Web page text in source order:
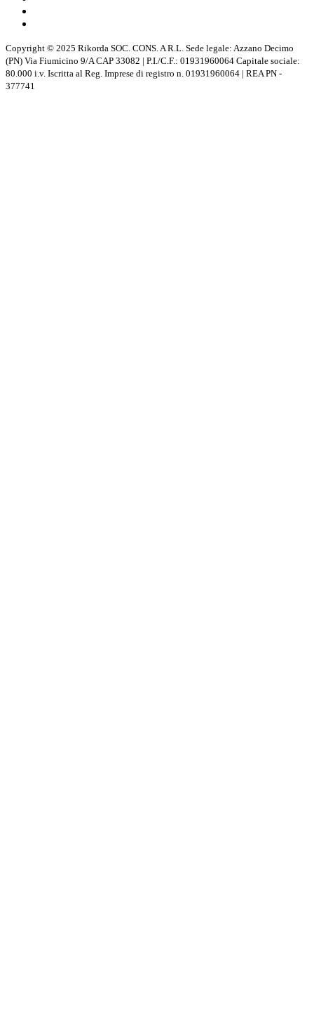
Copyright © 2025 Rikorda SOC. CONS. A R.L. Sede legale: Azzano Decimo
(PN) Via Fiumicino 9/A CAP 33082 | P.I./C.F.: 01931960064 Capitale sociale:
80.000 i.v. Iscritta al Reg. Imprese di registro n. 01931960064 | REA PN -
377741